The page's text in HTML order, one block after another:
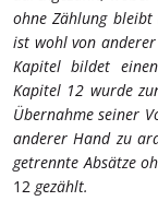
ohne Zählung bleibt
ist wohl von
Kapitel bildet
Kapitel 12 wurde
Übernahme seiner
anderer Hand zu
getrennte Absätze
12 gezählt.